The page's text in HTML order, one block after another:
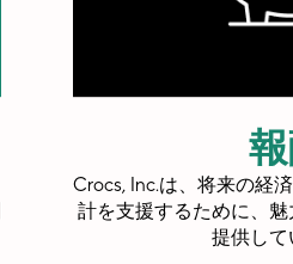
Crocs, Inc.は、将来の経
計を支援するために、
提供して